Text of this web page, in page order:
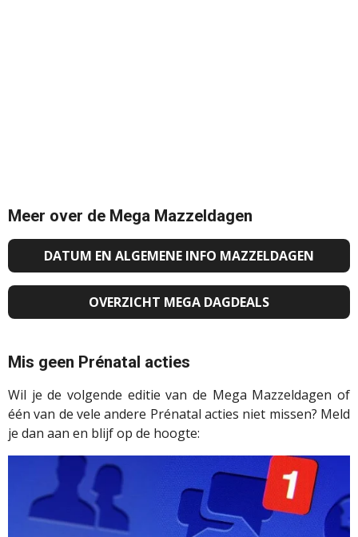
Meer over de Mega Mazzeldagen
DATUM EN ALGEMENE INFO MAZZELDAGEN
OVERZICHT MEGA DAGDEALS
Mis geen Prénatal acties
Wil je de volgende editie van de Mega Mazzeldagen of
één van de vele andere Prénatal acties niet missen? Meld
je dan aan en blijf op de hoogte: